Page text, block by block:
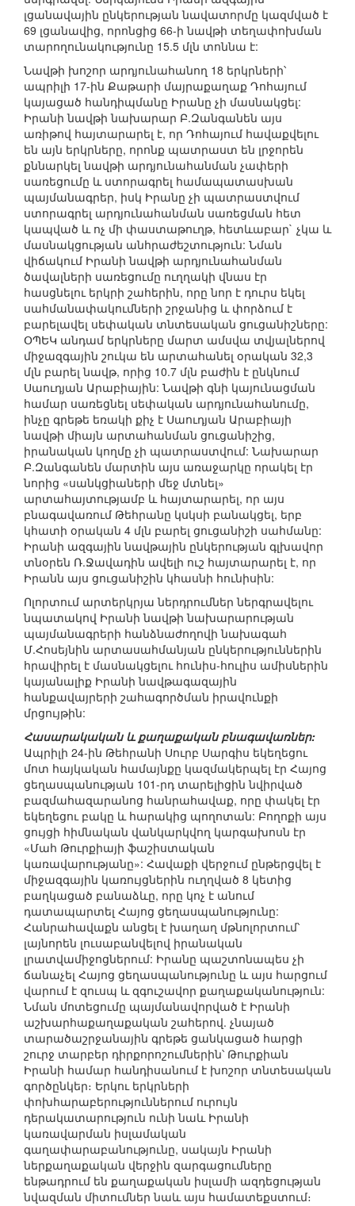
լցանավային ընկերության նավատորմը կազմված է
69 լցանավից, որոնցից 66-ի նավթի տեղափոխման
տարողունակությունը 15.5 մլն տոննա է:
Նավթի խոշոր արդյունահանող 18 երկրների՝
ապրիլի 17-ին Քաթարի մայրաքաղաք Դոհայում
կայացած հանդիպմանը Իրանը չի մասնակցել:
Իրանի նավթի նախարար Բ.Զանգանեն այս
առիթով հայտարարել է, որ Դոհայում հավաքվելու
են այն երկրները, որոնք պատրաստ են լրջորեն
քննարկել նավթի արդյունահանման չափերի
սառեցումը և ստորագրել համապատասխան
պայմանագրեր, իսկ Իրանը չի պատրաստվում
ստորագրել արդյունահանման սառեցման հետ
կապված և ոչ մի փաստաթուղթ, հետևաբար` չկա և
մասնակցության անհրաժեշտություն: Նման
վիճակում Իրանի նավթի արդյունահանման
ծավալների սառեցումը ուղղակի վնաս էր
հասցնելու երկրի շահերին, որը նոր է դուրս եկել
սահմանափակումների շրջանից և փորձում է
բարելավել սեփական տնտեսական ցուցանիշները:
ՕՊԵԿ անդամ երկրները մարտ ամսվա տվյալներով
միջազգային շուկա են արտահանել օրական 32,3
մլն բարել նավթ, որից 10.7 մլն բաժին է ընկնում
Սաուդյան Արաբիային: Նավթի գնի կայունացման
համար սառեցնել սեփական արդյունահանումը,
ինչը գրեթե եռակի քիչ է Սաուդյան Արաբիայի
նավթի միայն արտահանման ցուցանիշից,
իրանական կողմը չի պատրաստվում: Նախարար
Բ.Զանգանեն մարտին այս առաջարկը որակել էր
նորից «սանկցիաների մեջ մտնել»
արտահայտությամբ և հայտարարել, որ այս
բնագավառում Թեհրանը կսկսի բանակցել, երբ
կհատի օրական 4 մլն բարել ցուցանիշի սահմանը:
Իրանի ազգային նավթային ընկերության գլխավոր
տնօրեն Ռ.Ջավադին ավելի ուշ հայտարարել է, որ
Իրանն այս ցուցանիշին կհասնի հունիսին:
Ոլորտում արտերկրյա ներդրումներ ներգրավելու
նպատակով Իրանի նավթի նախարարության
պայմանագրերի հանձնաժողովի նախագահ
Մ.Հոսեյնին արտասահմանյան ընկերություններին
հրավիրել է մասնակցելու հունիս-հուլիս ամիսներին
կայանալիք Իրանի նավթագազային
հանքավայրերի շահագործման իրավունքի
մրցույթին:
Հասարակական և քաղաքական բնագավառներ:
Ապրիլի 24-ին Թեհրանի Սուրբ Սարգիս եկեղեցու
մոտ հայկական համայնքը կազմակերպել էր Հայոց
ցեղասպանության 101-րդ տարելիցին նվիրված
բազմահազարանոց հանրահավաք, որը փակել էր
եկեղեցու բակը և հարակից պողոտան: Բողոքի այս
ցույցի հիմնական վանկարկվող կարգախոսն էր
«Մահ Թուրքիայի ֆաշիստական
կառավարությանը»: Հավաքի վերջում ընթերցվել է
միջազգային կառույցներին ուղղված 8 կետից
բաղկացած բանաձևը, որը կոչ է անում
դատապարտել Հայոց ցեղասպանությունը:
Հանրահավաքն անցել է խաղաղ մթնոլորտում՝
լայնորեն լուսաբանվելով իրանական
լրատվամիջոցներում: Իրանը պաշտոնապես չի
ճանաչել Հայոց ցեղասպանությունը և այս հարցում
վարում է զուսպ և զգուշավոր քաղաքականություն:
Նման մոտեցումը պայմանավորված է Իրանի
աշխարհաքաղաքական շահերով. չնայած
տարածաշրջանային գրեթե ցանկացած հարցի
շուրջ տարբեր դիրքորոշումներին՝ Թուրքիան
Իրանի համար հանդիսանում է խոշոր տնտեսական
գործընկեր։ Երկու երկրների
փոխհարաբերություններում ուրույն
դերակատարություն ունի նաև Իրանի
կառավարման իսլամական
գաղափարաբանությունը, սակայն Իրանի
ներքաղաքական վերջին զարգացումները
ենթադրում են քաղաքական իսլամի ազդեցության
նվազման միտումներ նաև այս համատեքստում։